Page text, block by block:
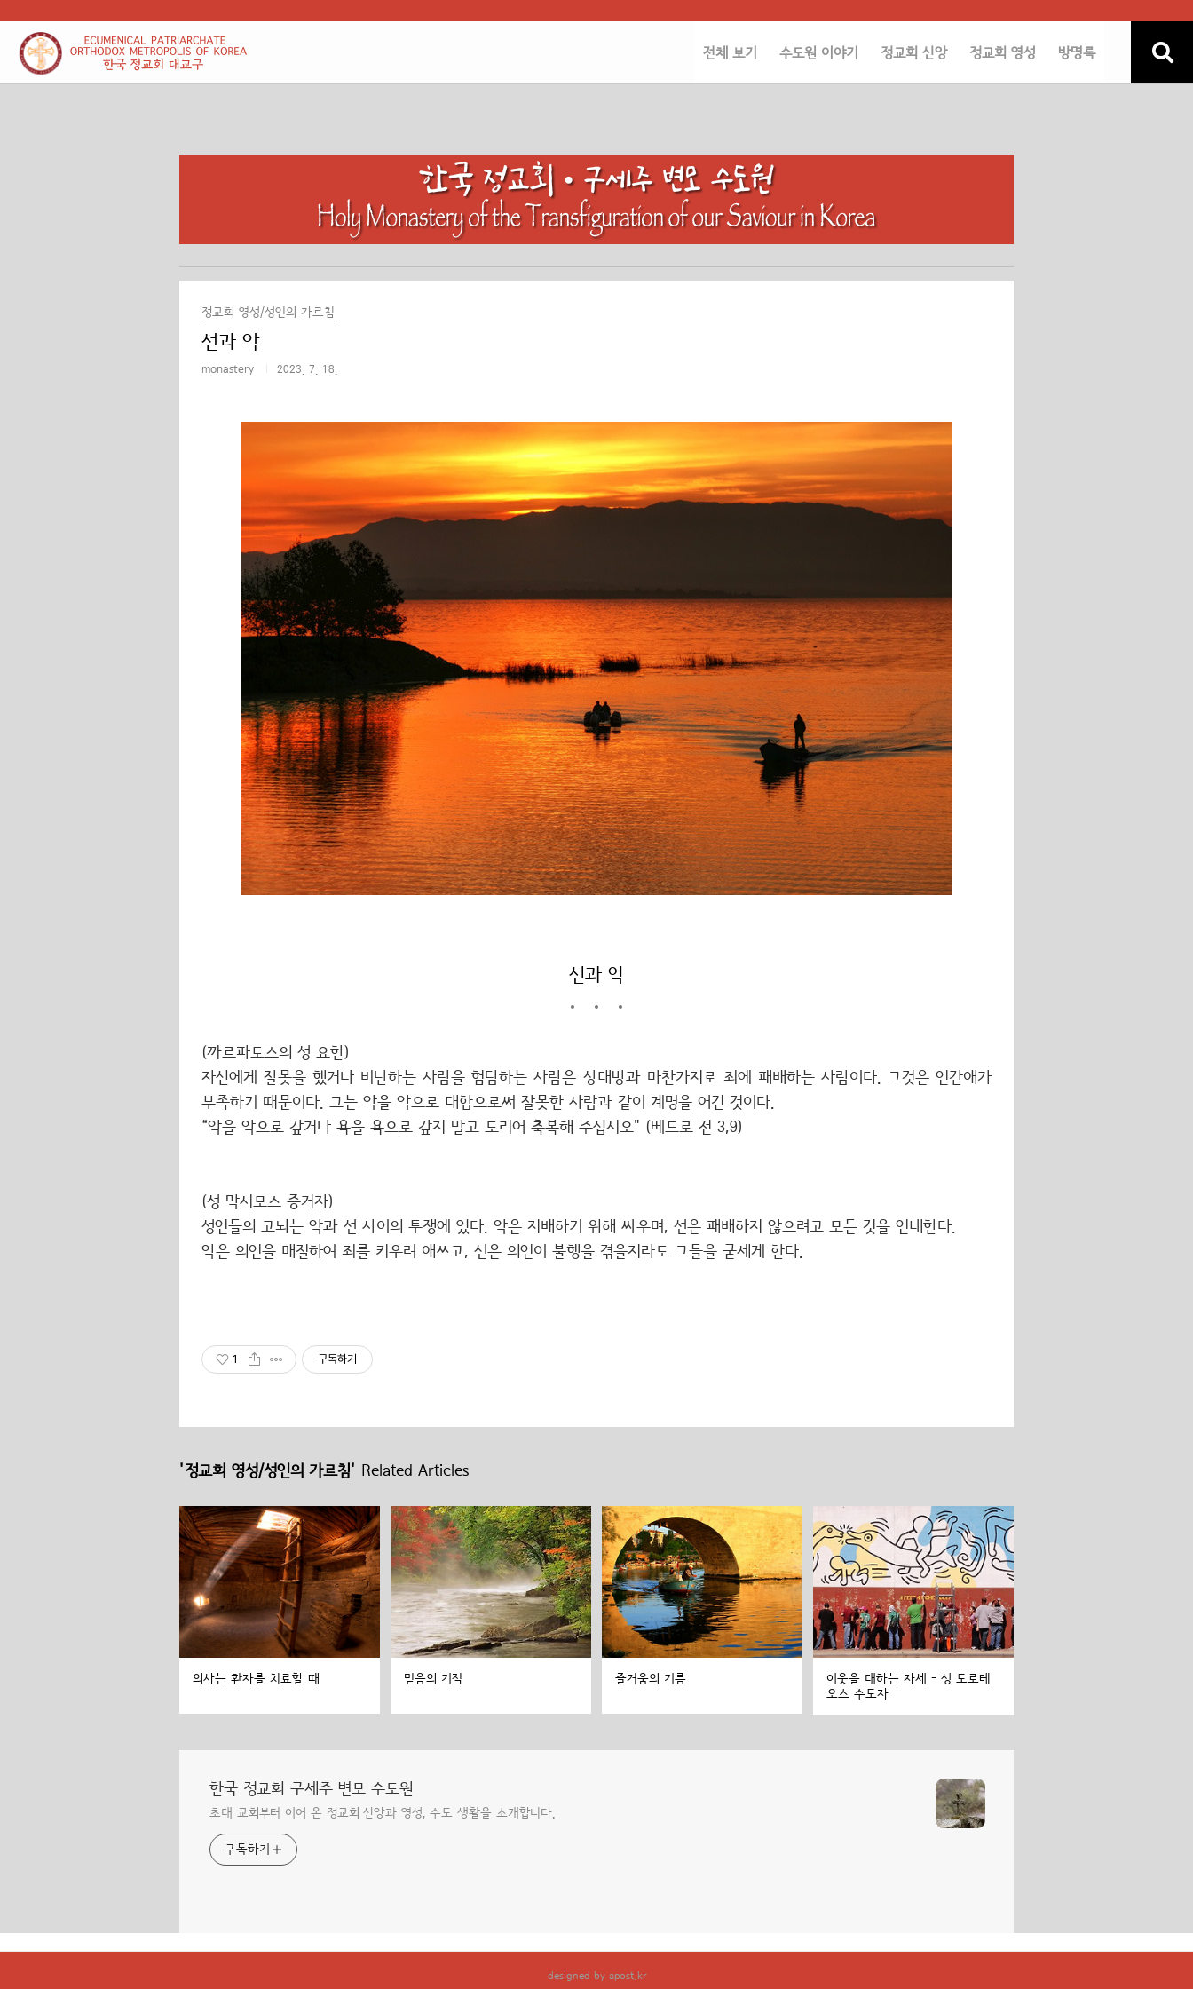
전체 보기 수도원 이야기 정교회 신앙 정교회 영성 방명록
정교회 영성/성인의 가르침
선과 악
monastery 2023. 7. 18.
선과 악
(까르파토스의 성 요한)
자신에게 잘못을 했거나 비난하는 사람을 험담하는 사람은 상대방과 마찬가지로 죄에 패배하는 사람이다. 그것은 인간애가
부족하기 때문이다. 그는 악을 악으로 대함으로써 잘못한 사람과 같이 계명을 어긴 것이다.
“악을 악으로 갚거나 욕을 욕으로 갚지 말고 도리어 축복해 주십시오" (베드로 전 3,9)
(성 막시모스 증거자)
성인들의 고뇌는 악과 선 사이의 투쟁에 있다. 악은 지배하기 위해 싸우며, 선은 패배하지 않으려고 모든 것을 인내한다.
악은 의인을 매질하여 죄를 키우려 애쓰고, 선은 의인이 불행을 겪을지라도 그들을 굳세게 한다.
1 구독하기
'정교회 영성/성인의 가르침' Related Articles
의사는 환자를 치료할 때 믿음의 기적 즐거움의 기름
이웃을 대하는 자세 - 성 도로테
오스 수도자
한국 정교회 구세주 변모 수도원
초대 교회부터 이어 온 정교회 신앙과 영성, 수도 생활을 소개합니다.
구독하기
designed by apost.kr